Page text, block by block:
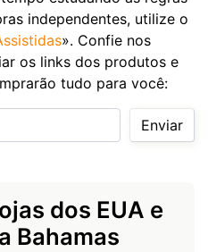
independentes, utilize o
». Confie nos
os links dos produtos e
tudo para você:
o link do produto
Enviar
dos EUA e
Bahamas